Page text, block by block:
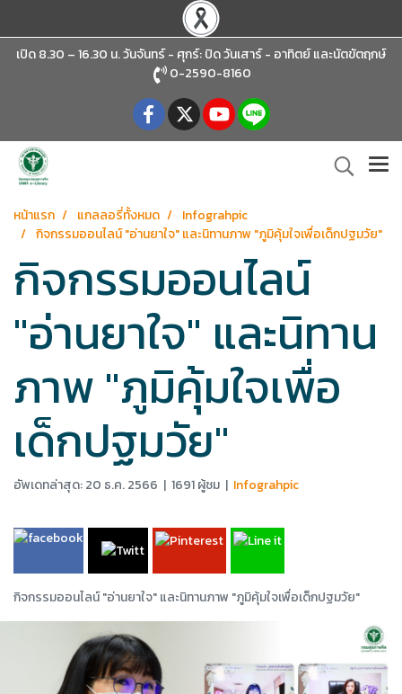
เปิด 8.30 – 16.30 น. วันจันทร์ - ศุกร์: ปิด วันเสาร์ - อาทิตย์และนัตขัตฤกษ์
0-2590-8160
หน้าแรก แกลลอรี่ทั้งหมด
Infograhpic
กิจกรรมออนไลน์ "อ่านยาใจ" และนิทานภาพ "ภูมิคุ้มใจเพื่อเด็กปฐมวัย"
กิจกรรมออนไลน์
"อ่านยาใจ" และนิทาน
ภาพ "ภูมิคุ้มใจเพื่อ
เด็กปฐมวัย"
อัพเดทล่าสุด: 20 ธ.ค. 2566 | 1691 ผู้ชม | Infograhpic
กิจกรรมออนไลน์ "อ่านยาใจ" และนิทานภาพ "ภูมิคุ้มใจเพื่อเด็กปฐมวัย"